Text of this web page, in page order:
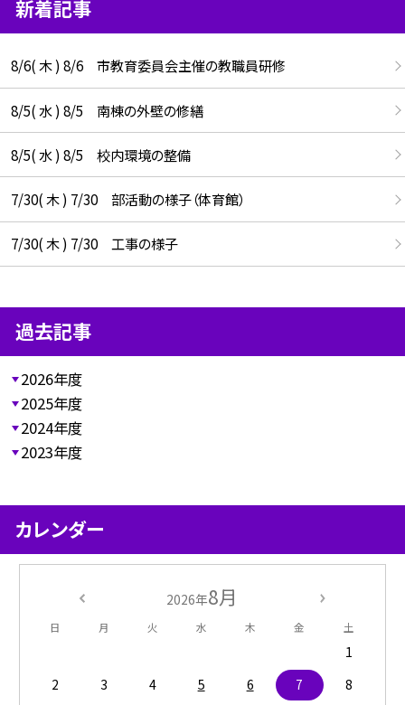
新着記事
8/6( 木 ) 8/6 市教育委員会主催の教職員研修
8/5( 水 ) 8/5 南棟の外壁の修繕
8/5( 水 ) 8/5 校内環境の整備
7/30( 木 ) 7/30 部活動の様子（体育館）
7/30( 木 ) 7/30 工事の様子
過去記事
2026年度
2025年度
2024年度
2023年度
カレンダー
2026年8月
日 月 火 水 木 金 土
1
2
3 4 5 6 7
8